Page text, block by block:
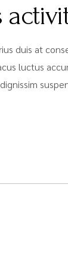
duis at
luctus